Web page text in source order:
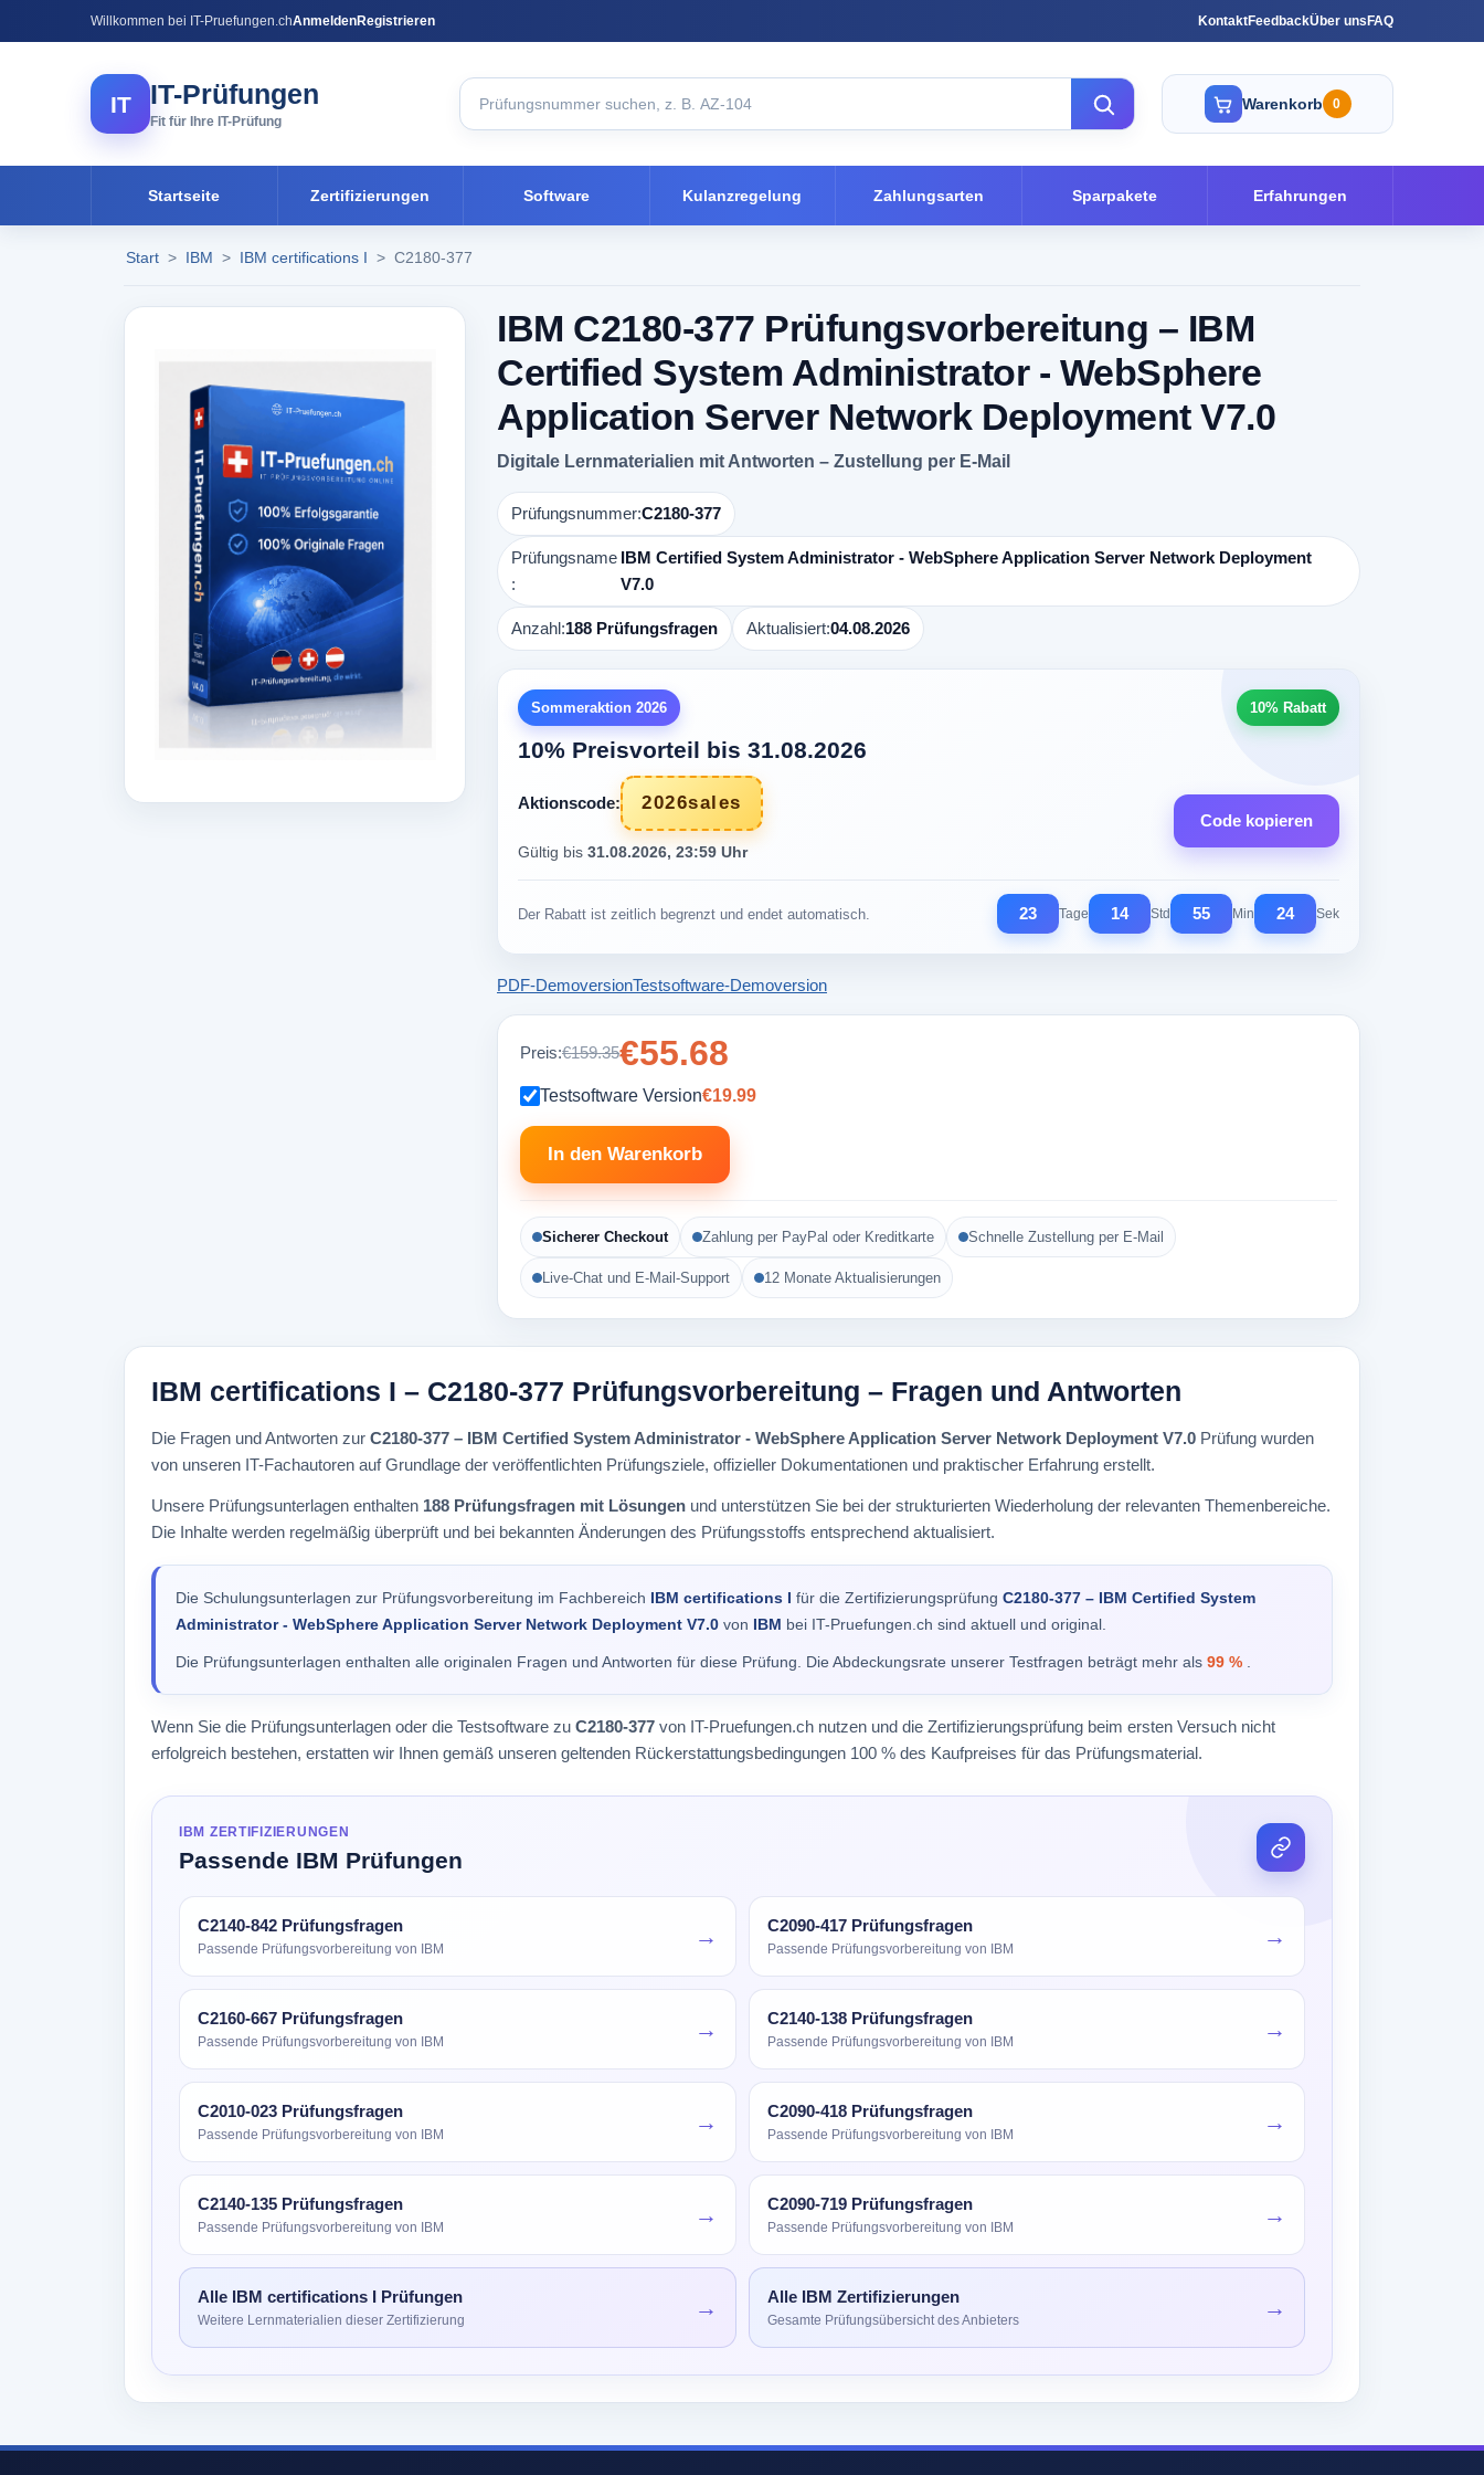
Willkommen bei IT-Pruefungen.chAnmeldenRegistrieren KontaktFeedbackÜber uns FAQ
IT IT-Prüfungen
Fit für Ihre IT-Prüfung
Warenkorb 0
Startseite Zertifizierungen Software Kulanzregelung Zahlungsarten Sparpakete Erfahrungen
Start > IBM > IBM certifications I > C2180-377
IBM C2180-377 Prüfungsvorbereitung – IBM
Certified System Administrator - WebSphere
Application Server Network Deployment V7.0
Digitale Lernmaterialien mit Antworten – Zustellung per E-Mail
Prüfungsnummer:C2180-377
Prüfungsname
:
IBM Certified System Administrator - WebSphere Application Server Network Deployment
V7.0
Anzahl:188 Prüfungsfragen Aktualisiert:04.08.2026
Sommeraktion 2026 10% Rabatt
10% Preisvorteil bis 31.08.2026
Aktionscode: 2026sales
Gültig bis 31.08.2026, 23:59 Uhr
Code kopieren
Der Rabatt ist zeitlich begrenzt und endet automatisch. 23 Tage 14 Std 55 Min 23 Sek
PDF-DemoversionTestsoftware-Demoversion
Preis:€159.35€55.68
Testsoftware Version€19.99
In den Warenkorb
Sicherer Checkout Zahlung per PayPal oder Kreditkarte Schnelle Zustellung per E-Mail
Live-Chat und E-Mail-Support 12 Monate Aktualisierungen
IBM certifications I – C2180-377 Prüfungsvorbereitung – Fragen und Antworten
Die Fragen und Antworten zur C2180-377 – IBM Certified System Administrator - WebSphere Application Server Network Deployment V7.0 Prüfung wurden
von unseren IT-Fachautoren auf Grundlage der veröffentlichten Prüfungsziele, offizieller Dokumentationen und praktischer Erfahrung erstellt.
Unsere Prüfungsunterlagen enthalten 188 Prüfungsfragen mit Lösungen und unterstützen Sie bei der strukturierten Wiederholung der relevanten Themenbereiche.
Die Inhalte werden regelmäßig überprüft und bei bekannten Änderungen des Prüfungsstoffs entsprechend aktualisiert.
Die Schulungsunterlagen zur Prüfungsvorbereitung im Fachbereich IBM certifications I für die Zertifizierungsprüfung C2180-377 – IBM Certified System
Administrator - WebSphere Application Server Network Deployment V7.0 von IBM bei IT-Pruefungen.ch sind aktuell und original.
Die Prüfungsunterlagen enthalten alle originalen Fragen und Antworten für diese Prüfung. Die Abdeckungsrate unserer Testfragen beträgt mehr als 99 %
Wenn Sie die Prüfungsunterlagen oder die Testsoftware zu C2180-377 von IT-Pruefungen.ch nutzen und die Zertifizierungsprüfung beim ersten Versuch nicht
erfolgreich bestehen, erstatten wir Ihnen gemäß unseren geltenden Rückerstattungsbedingungen 100 % des Kaufpreises für das Prüfungsmaterial.
IBM ZERTIFIZIERUNGEN
Passende IBM Prüfungen
C2140-842 Prüfungsfragen
Passende Prüfungsvorbereitung von IBM → C2090-417 Prüfungsfragen
Passende Prüfungsvorbereitung von IBM →
C2160-667 Prüfungsfragen
Passende Prüfungsvorbereitung von IBM → C2140-138 Prüfungsfragen
Passende Prüfungsvorbereitung von IBM →
C2010-023 Prüfungsfragen
Passende Prüfungsvorbereitung von IBM → C2090-418 Prüfungsfragen
Passende Prüfungsvorbereitung von IBM →
C2140-135 Prüfungsfragen
Passende Prüfungsvorbereitung von IBM → C2090-719 Prüfungsfragen
Passende Prüfungsvorbereitung von IBM →
Alle IBM certifications I Prüfungen
Weitere Lernmaterialien dieser Zertifizierung → Alle IBM Zertifizierungen
Gesamte Prüfungsübersicht des Anbieters →